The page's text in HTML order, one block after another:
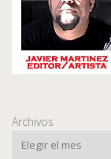
Archivos